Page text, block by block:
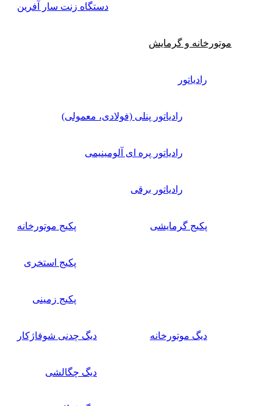
دستگاه زنت سار آفرین
موتورخانه و گرمایش
رادیاتور
رادیاتور پنلی (فولادی، معمولی)
رادیاتور پره ای آلومینیمی
رادیاتور برقی
پکیج گرمایشی پکیج موتورخانه
پکیج استخری
پکیج زمینی
دیگ موتورخانه دیگ چدنی شوفاژکار
دیگ چگالشی